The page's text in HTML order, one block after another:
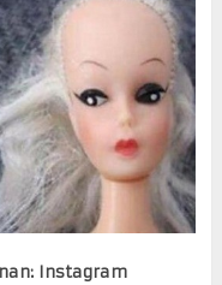
Instagram